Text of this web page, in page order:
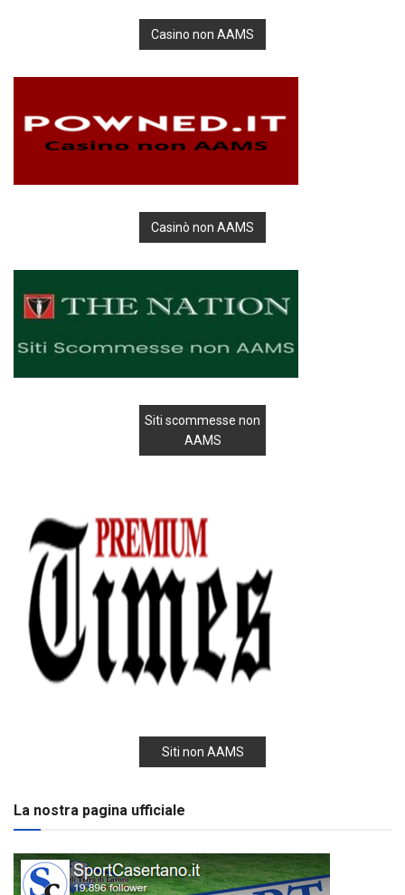
Casino non AAMS
Casinò non AAMS
Siti scommesse non
AAMS
Siti non AAMS
La nostra pagina ufficiale